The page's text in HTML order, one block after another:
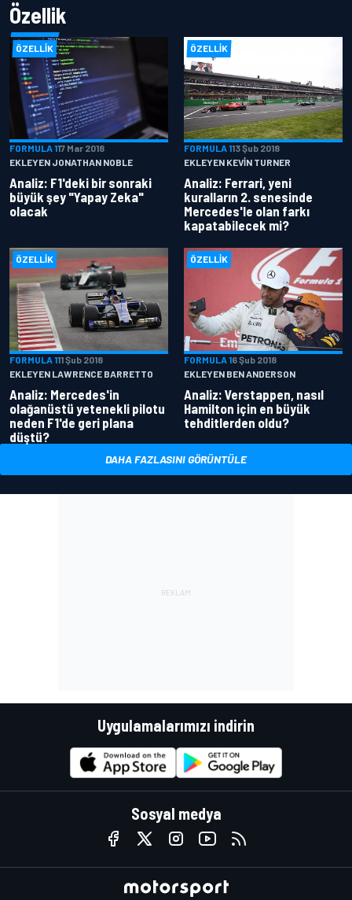
Özellik
ÖZELLIK
FORMULA 117 Mar 2018
EKLEYEN JONATHAN NOBLE
Analiz: F1'deki bir sonraki
büyük şey "Yapay Zeka"
olacak
ÖZELLIK
FORMULA 113 Şub 2018
EKLEYEN KEVIN TURNER
Analiz: Ferrari, yeni
kuralların 2. senesinde
Mercedes'le olan farkı
kapatabilecek mi?
ÖZELLIK
FORMULA 111 Şub 2018
EKLEYEN LAWRENCE BARRETTO
Analiz: Mercedes'in
olağanüstü yetenekli pilotu
neden F1'de geri plana
düştü?
ÖZELLIK
FORMULA 16 Şub 2018
EKLEYEN BEN ANDERSON
Analiz: Verstappen, nasıl
Hamilton için en büyük
tehditlerden oldu?
DAHA FAZLASINI GÖRÜNTÜLE
Uygulamalarımızı indirin
Sosyal medya